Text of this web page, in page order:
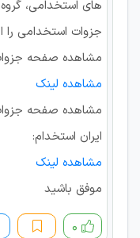
های استخدامی،
جزوات استخدامی را
مشاهده صفحه
مشاهده لینک
مشاهده صفحه جزوات
ایران استخدام:
مشاهده لینک
موفق باشید
۰